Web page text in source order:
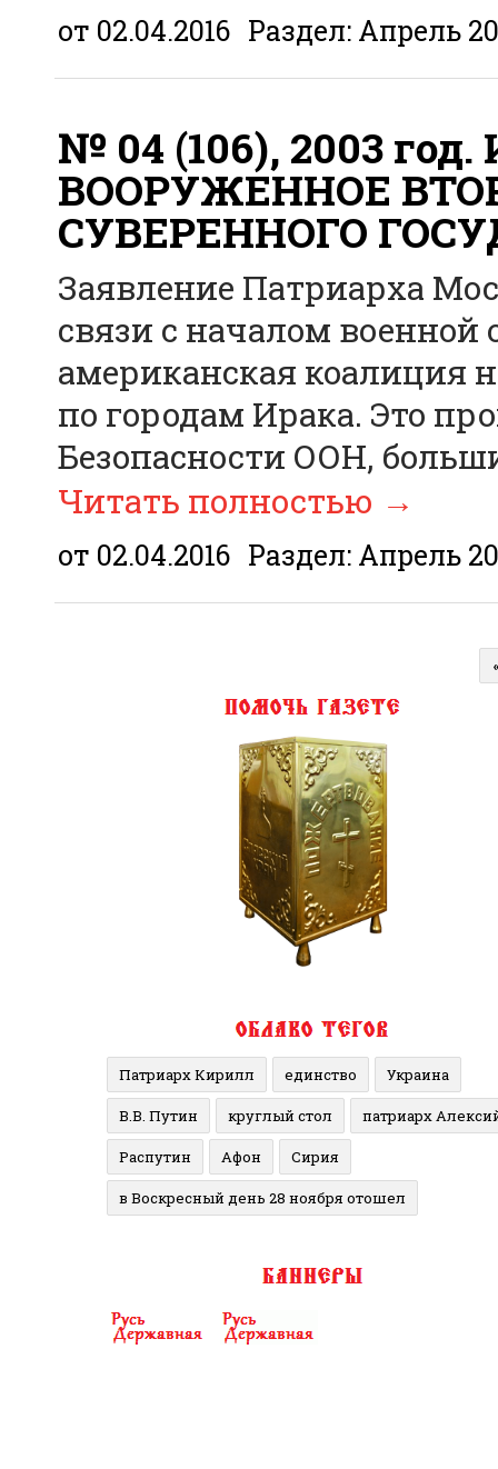
от 02.04.2016 Раздел: Апрель
№ 04 (106), 2003
ВООРУЖЕННОЕ
СУВЕРЕННОГО
Заявление Патриарха
связи с началом
американская коалиция
по городам Ирака. Это
Безопасности ООН,
Читать полностью →
от 02.04.2016 Раздел: Апрель
Патриарх Кирилл единство Украина
В.В. Путин круглый стол патриарх
Распутин Афон Сирия
в Воскресный день 28 ноября отошел